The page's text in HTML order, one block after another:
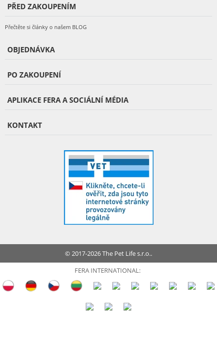
PŘED ZAKOUPENÍM
Přečtěte si články o našem BLOG
OBJEDNÁVKA
PO ZAKOUPENÍ
APLIKACE FERA A SOCIÁLNÍ MÉDIA
KONTAKT
© 2017-2026 The Pet Life s.r.o..
FERA INTERNATIONAL: